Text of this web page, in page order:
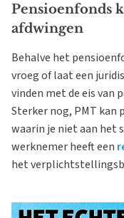
Pensioenfonds
afdwingen
Behalve het
vroeg of laat een
vinden met de eis van
Sterker nog, PMT kan
waarin je niet aan het
werknemer heeft een
het